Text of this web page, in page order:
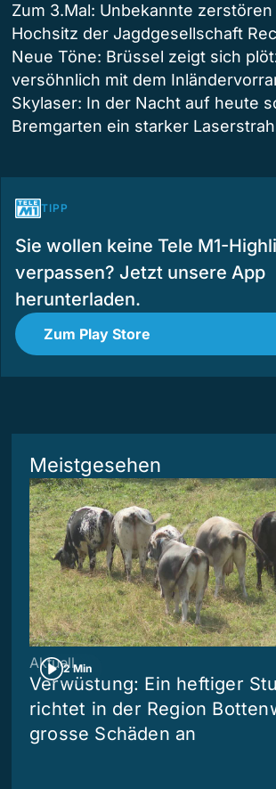
Zum 3.Mal: Unbekannte
Hochsitz der Jagdgesellschaft
Neue Töne: Brüssel zeigt sich
versöhnlich mit dem
Skylaser: In der Nacht auf heute
Bremgarten ein starker
TIPP
Sie wollen keine Tele M1-
verpassen? Jetzt unsere App
herunterladen.
Zum Play Store
Meistgesehen
2 Min
Aktuell
Verwüstung: Ein heftiger
richtet in der Region
grosse Schäden an